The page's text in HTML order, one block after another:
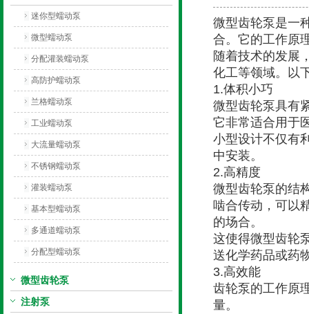
迷你型蠕动泵
微型蠕动泵
分配灌装蠕动泵
高防护蠕动泵
兰格蠕动泵
工业蠕动泵
大流量蠕动泵
不锈钢蠕动泵
灌装蠕动泵
基本型蠕动泵
多通道蠕动泵
分配型蠕动泵
微型齿轮泵
注射泵
微型齿轮泵是一
合。它的工作原
随着技术的发展
化工等领域。以
1.体积小巧
微型齿轮泵具有
它非常适合用于
小型设计不仅有
中安装。
2.高精度
微型齿轮泵的结
啮合传动，可以
的场合。
这使得微型齿轮
送化学药品或药
3.高效能
齿轮泵的工作原
量。